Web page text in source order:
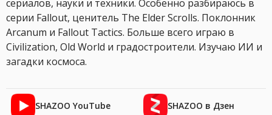
сериалов, науки и техники. Особенно разбираюсь в
серии Fallout, ценитель The Elder Scrolls. Поклонник
Arcanum и Fallout Tactics. Больше всего играю в
Civilization, Old World и градостроители. Изучаю ИИ и
загадки космоса.
SHAZOO YouTube SHAZOO в Дзен